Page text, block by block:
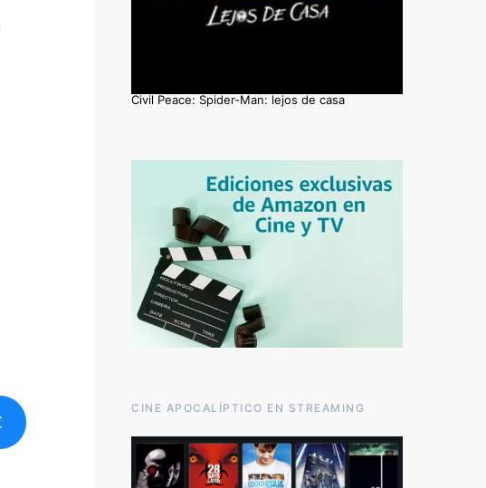
Civil Peace: Spider-Man: lejos de casa
CINE APOCALÍPTICO EN STREAMING